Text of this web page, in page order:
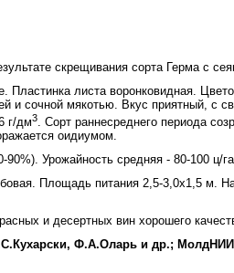
скрещивания сорта Герма с
листа воронковидная.
и сочной мякотью. Вкус приятный, с
г/дм3
. Сорт раннесреднего периода
оидиумом.
Урожайность средняя - 80-100 ц/
Площадь питания 2,5-3,0x1,5 м.
и десертных вин хорошего
Ф.А.Оларь и др.;